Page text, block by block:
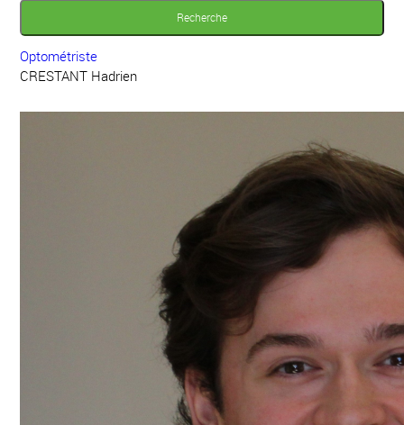
Recherche
Optométriste
CRESTANT Hadrien